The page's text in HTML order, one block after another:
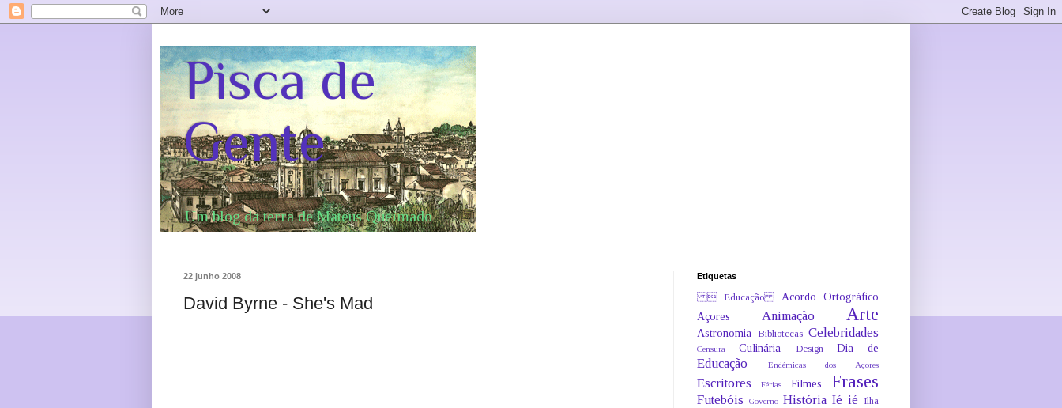
Pisca de
Gente
Um blog da terra de Mateus Queimado
22 junho 2008
David Byrne - She's Mad
Etiquetas
 Educação
Acordo Ortográfico
Açores
Animação Arte
Astronomia Bibliotecas Celebridades
Censura Culinária Design Dia de
Educação Endémicas dos Açores
Escritores Férias Filmes Frases
Futebóis Governo História Ié ié Ilha